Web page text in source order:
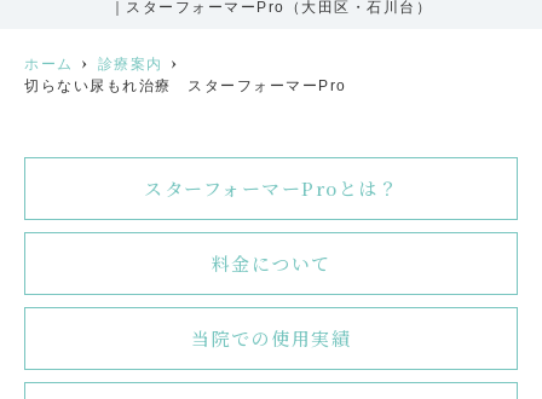
｜スターフォーマーPro（大田区・石川台）
ホーム
診療案内
切らない尿もれ治療 スターフォーマーPro
スターフォーマーProとは？
料金について
当院での使用実績